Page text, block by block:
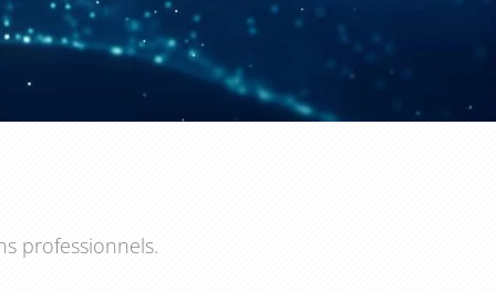
professionnels.